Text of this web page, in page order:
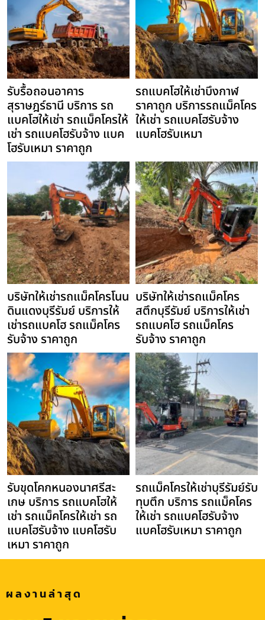
รับรื้อถอนอาคาร
สุราษฎร์ธานี บริการ รถ
แบคโฮให้เช่า รถแม็คโครให้
เช่า รถแบคโฮรับจ้าง แบค
โฮรับเหมา ราคาถูก
รถแบคโฮให้เช่าบึงกาฬ
ราคาถูก บริการรถแม็คโคร
ให้เช่า รถแบคโฮรับจ้าง
แบคโฮรับเหมา
บริษัทให้เช่ารถแม็คโครโนน
ดินแดงบุรีรัมย์ บริการให้
เช่ารถแบคโฮ รถแม็คโคร
รับจ้าง ราคาถูก
บริษัทให้เช่ารถแม็คโคร
สตึกบุรีรัมย์ บริการให้เช่า
รถแบคโฮ รถแม็คโคร
รับจ้าง ราคาถูก
รับขุดโคกหนองนาศรีสะ
เกษ บริการ รถแบคโฮให้
เช่า รถแม็คโครให้เช่า รถ
แบคโฮรับจ้าง แบคโฮรับ
เหมา ราคาถูก
รถแม็คโครให้เช่าบุรีรัมย์รับ
ทุบตึก บริการ รถแม็คโคร
ให้เช่า รถแบคโฮรับจ้าง
แบคโฮรับเหมา ราคาถูก
ผลงานล่าสุด